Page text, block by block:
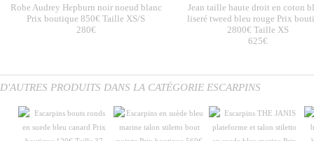
Robe Audrey Hepburn noir noeud blanc
Prix boutique 850€ Taille XS/S
280€
Jean taille haute droit en coton
liseré tweed bleu rouge Prix
2800€ Taille XS
625€
D'AUTRES PRODUITS DANS LA CATÉGORIE ESCARPINS